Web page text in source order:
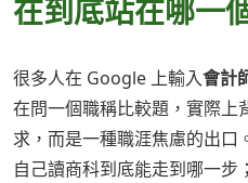
在到底站在哪一
很多人在 Google 上輸入會計
在問一個職稱比較題，實際上
求，而是一種職涯焦慮的出
自己讀商科到底能走到哪一步